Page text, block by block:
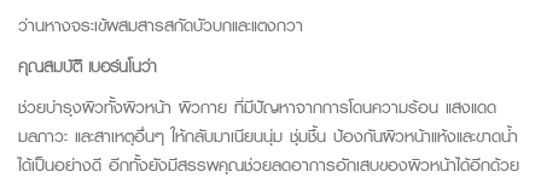
ว่านหางจระเข้ผสมสารสกัดบัวบกและแตงกวา
คุณสมบัติ เบอร์นโนว่า
ช่วยบำรุงผิวทั้งผิวหน้า ผิวกาย ที่มีปัญหาจากการโดนความร้อน แสงแดด
มลภาวะ และสาเหตุอื่นๆ ให้กลับมาเนียนนุ่ม ชุ่มชื้น ป้องกันผิวหน้าแห้งและขาดน้ำ
ได้เป็นอย่างดี อีกทั้งยังมีสรรพคุณช่วยลดอาการอักเสบของผิวหน้าได้อีกด้วย